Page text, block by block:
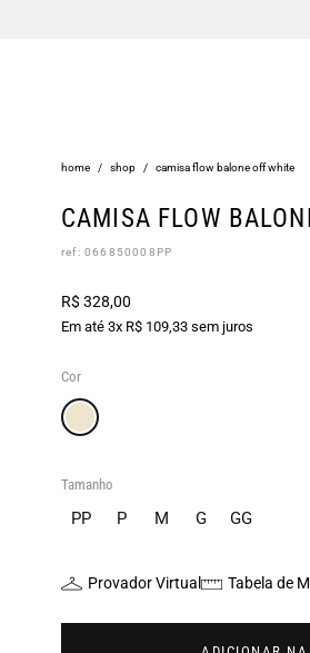
home / shop / camisa flow balone off white
CAMISA FLOW
ref: 066850008PP
R$ 328,00
Em até 3x R$ 109,33 sem juros
Cor
Tamanho
PP P M G GG
Provador Virtual Tabela de